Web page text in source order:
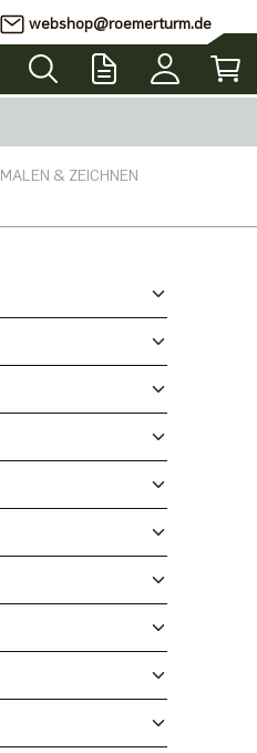
webshop@roemerturm.de
MALEN & ZEICHNEN